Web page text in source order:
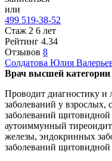
или
499 519-38-52
Стаж 2 6 лет
Рейтинг 4.34
Отзывов 8
Солдатова Юлия
Врач высшей категории
Проводит диагностику и
заболеваний у взрослых,
заболеваний щитовидной
аутоиммунный
железы, эндокринных
заболеваний